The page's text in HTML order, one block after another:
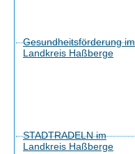
Gesundheitsförderung im
Landkreis Haßberge
STADTRADELN im
Landkreis Haßberge